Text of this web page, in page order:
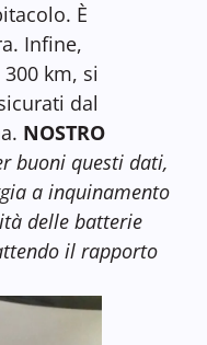
È
Infine,
km, si
dal
NOSTRO
buoni questi dati,
a inquinamento
delle batterie
il rapporto